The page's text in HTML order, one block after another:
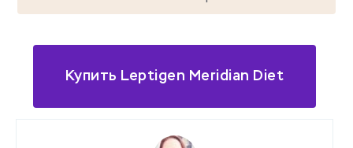
Купить Leptigen Meridian Diet